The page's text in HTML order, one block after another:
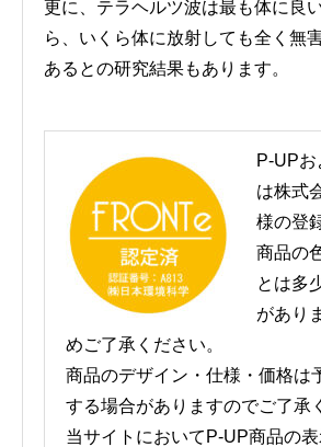
更に、テラヘルツ波は最も体に良
ら、いくら体に放射しても全く無
あるとの研究結果もあります。
P-UP
は株式
様の登
商品の
とは多
があり
めご了承ください。
商品のデザイン・仕様・価格は
する場合がありますのでご了承
当サイトにおいてP-UP商品の